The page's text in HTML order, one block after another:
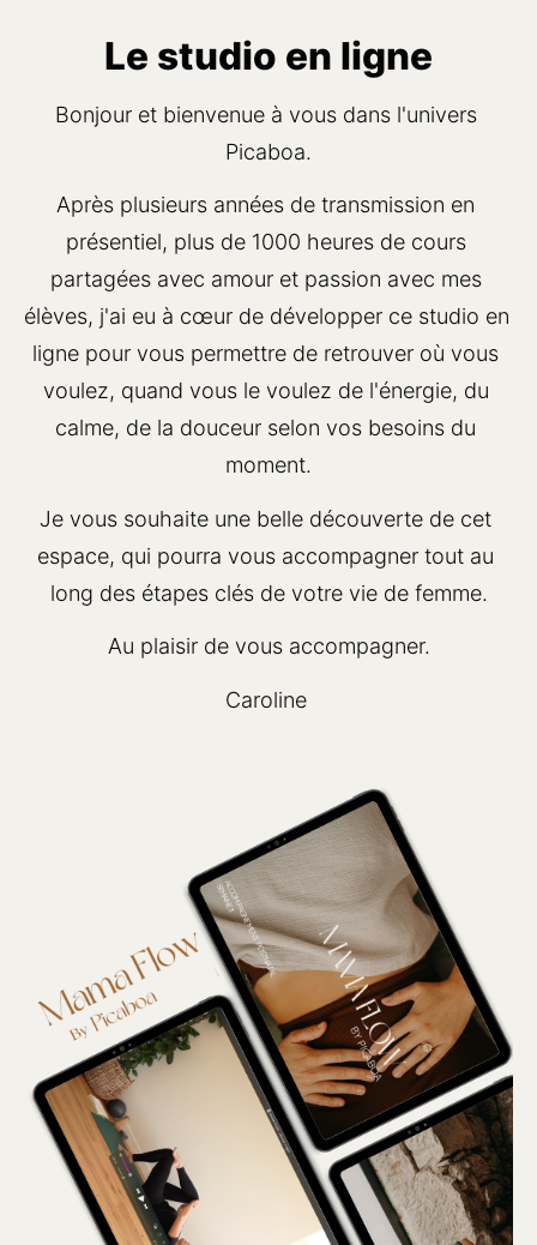
Le studio en ligne
Bonjour et bienvenue à vous dans l'univers
Picaboa.
Après plusieurs années de transmission en
présentiel, plus de 1000 heures de cours
partagées avec amour et passion avec mes
élèves, j'ai eu à cœur de développer ce studio en
ligne pour vous permettre de retrouver où vous
voulez, quand vous le voulez de l'énergie, du
calme, de la douceur selon vos besoins du
moment.
Je vous souhaite une belle découverte de cet
espace, qui pourra vous accompagner tout au
long des étapes clés de votre vie de femme.
Au plaisir de vous accompagner.
Caroline